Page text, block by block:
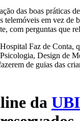
das boas práticas
telemóveis em vez de
com perguntas que
Faz de Conta,
Design de
de guias das
da UBI